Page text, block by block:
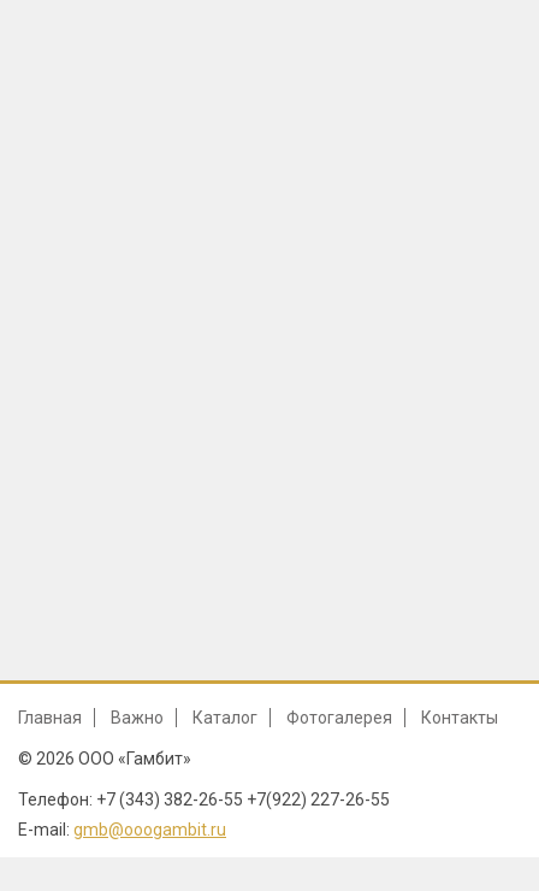
Главная Важно Каталог Фотогалерея Контакты
© 2026 ООО «Гамбит»
Телефон: +7 (343) 382-26-55 +7(922) 227-26-55
E-mail: gmb@ooogambit.ru